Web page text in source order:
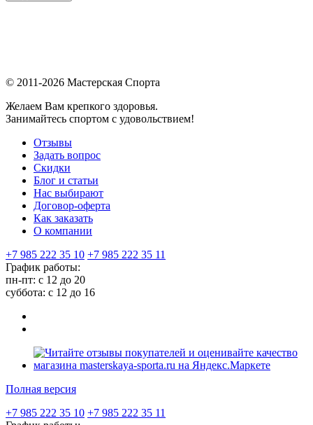
© 2011-2026 Мастерская Спорта
Желаем Вам крепкого здоровья.
Занимайтесь спортом с удовольствием!
Отзывы
Задать вопрос
Скидки
Блог и статьи
Нас выбирают
Договор-оферта
Как заказать
О компании
+7 985 222 35 10 +7 985 222 35 11
График работы:
пн-пт: с 12 до 20
суббота: c 12 до 16
Полная версия
+7 985 222 35 10 +7 985 222 35 11